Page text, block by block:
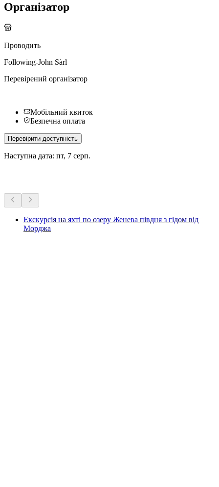
Організатор
Проводить
Following-John Sàrl
Перевірений організатор
Мобільний квиток
Безпечна оплата
Перевірити доступність
Наступна дата: пт, 7 серп.
Екскурсія на яхті по озеру Женева півдня з гідом від
Морджа